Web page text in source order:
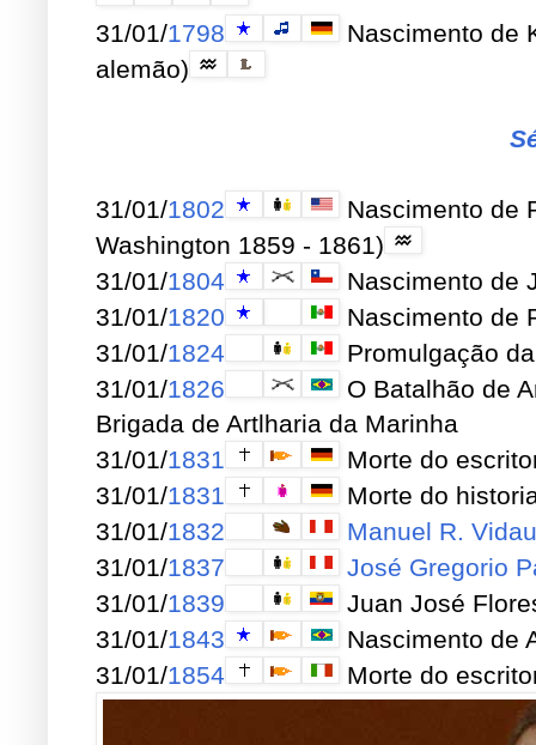
31/01/1798
Nascimento de
alemão)
31/01/1802
Nascimento de
Washington 1859 - 1861)
31/01/1804
Nascimento de
31/01/1820
Nascimento de
31/01/1824
Promulgação
31/01/1826
O Batalhão de
Brigada de Artlharia da Marinha
31/01/1831
Morte do
31/01/1831
Morte do
31/01/1832
Manuel R.
31/01/1837
José Gregorio
31/01/1839
Juan José
31/01/1843
Nascimento de
31/01/1854 Morte do